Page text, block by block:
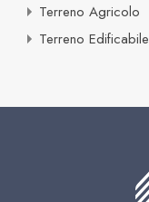
Terreno Agricolo
Terreno Edificabile